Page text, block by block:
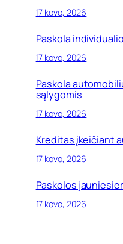
17 kovo, 2026
Paskola
17 kovo, 2026
Paskola
sąlygomis
17 kovo, 2026
Kreditas įkeičiant
17 kovo, 2026
Paskolos
17 kovo, 2026